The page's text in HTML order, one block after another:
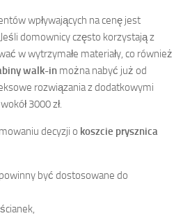
wpływających na cenę jest
domownicy często korzystają z
w wytrzymałe materiały, co również
walk-in można nabyć już od
rozwiązania z dodatkowymi
3000 zł.
decyzji o koszcie prysznica
być dostosowane do